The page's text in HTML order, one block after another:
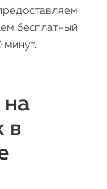
бесплатный
минут.
на
в